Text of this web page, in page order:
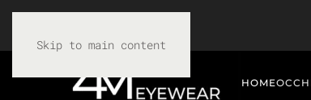
Skip to main content
HOME